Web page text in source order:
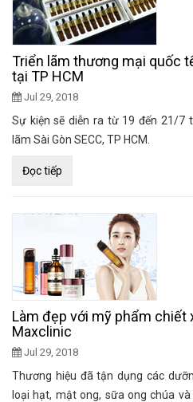
Triển lãm thương mại quốc
tại TP HCM
Jul 29, 2018
Sự kiện sẽ diễn ra từ 19 đến 21/7
lãm Sài Gòn SECC, TP HCM.
Đọc tiếp
Làm đẹp với mỹ phẩm chiết
Maxclinic
Jul 29, 2018
Thương hiệu đã tận dụng các
loại hạt, mật ong, sữa ong chúa